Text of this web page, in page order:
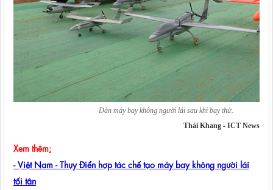
Dàn máy bay không người lái sau khi bay thử.
Thái Khang - ICT News
Xem thêm:
- Việt Nam - Thụy Điển hợp tác chế tạo máy bay không người lái
tối tân